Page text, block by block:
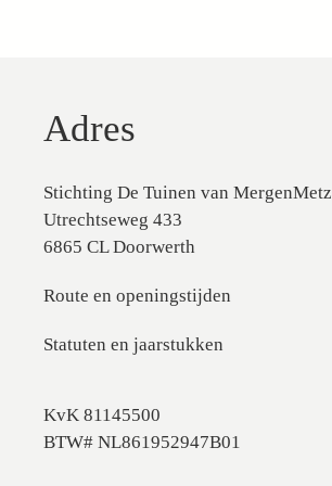
Adres
Stichting De Tuinen van MergenMetz
Utrechtseweg 433
6865 CL Doorwerth
Route en openingstijden
Statuten en jaarstukken
KvK 81145500
BTW# NL861952947B01